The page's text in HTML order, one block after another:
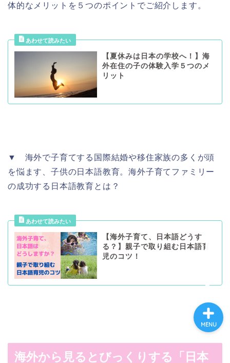
体的なメリットを５つのポイントでご紹介します。
【夏休みは日本の学校へ！】海
外在住の子の体験入学５つのメ
リット
▼ 海外で子育てする国際結婚や移住家族の多くが頭
を悩ます、子供の日本語教育。海外子育てファミリー
の成功する日本語教育とは？
【海外子育て、日本語どうす
る？】親子で取り組む日本語育
児のコツ！
海外から見るとびっくりする「日本
MENU
ホーム
英語と海外旅行